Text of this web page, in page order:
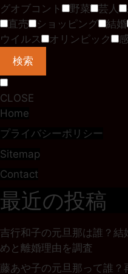
グオブコント
野菜 芸人
直売
ショッピング 結婚
ウイルス
オリンピック
検索
CLOSE
Home
プライバシーポリシー
Sitemap
Contact
最近の投稿
吉行和子の元旦那は誰？
めと離婚理由を調査
藤あや子の元旦那って誰